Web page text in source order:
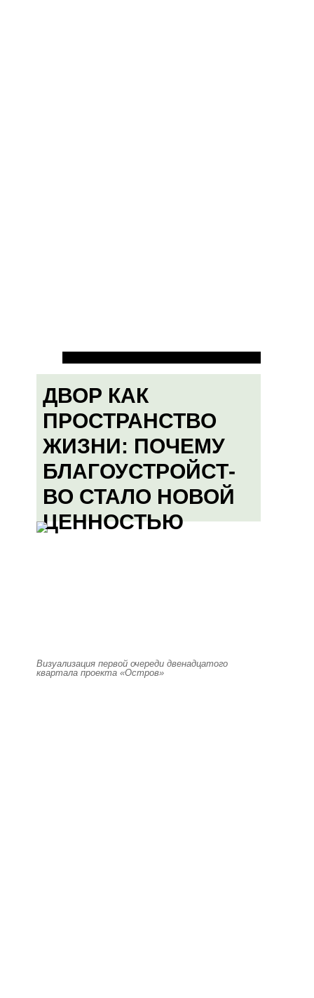
ДВОР КАК
ПРОСТРАНСТВО
ЖИЗНИ: ПОЧЕМУ
БЛАГОУСТРОЙСТ-
ВО СТАЛО НОВОЙ
ЦЕННОСТЬЮ
Визуализация первой очереди двенадцатого
квартала проекта «Остров»